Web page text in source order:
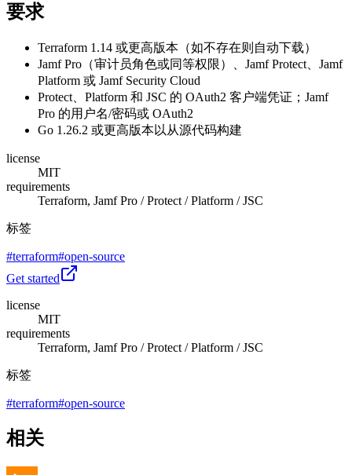
要求
Terraform 1.14 或更高版本（如不存在则自动下载）
Jamf Pro（审计员角色或同等权限）、Jamf Protect、Jamf
Platform 或 Jamf Security Cloud
Protect、Platform 和 JSC 的 OAuth2 客户端凭证；Jamf
Pro 的用户名/密码或 OAuth2
Go 1.26.2 或更高版本以从源代码构建
license
MIT
requirements
Terraform, Jamf Pro / Protect / Platform / JSC
标签
#terraform#open-source
Get started
license
MIT
requirements
Terraform, Jamf Pro / Protect / Platform / JSC
标签
#terraform#open-source
相关